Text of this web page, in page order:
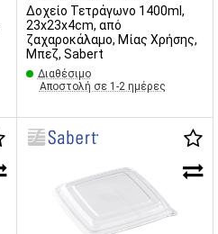
Δοχείο Τετράγωνο 1400ml,
23x23x4cm, από
ζαχαροκάλαμο, Μίας Χρήσης,
Μπεζ, Sabert
Διαθέσιμο
Αποστολή σε 1-2 ημέρες